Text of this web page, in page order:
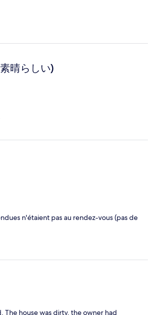
晴らしい)
n'étaient pas au rendez-vous (pas de
The house was dirty, the owner had